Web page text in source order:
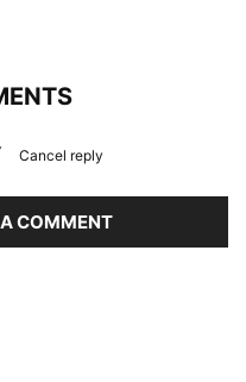
Cancel reply
COMMENT